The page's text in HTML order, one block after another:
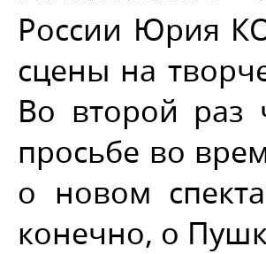
России Юрия
сцены на
Во второй раз
просьбе во
о новом
конечно, о